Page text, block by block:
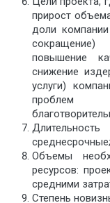
прирост
доли
повышение
снижение
услуги)
проблем
Объемы
ресурсов:
средними
Степень